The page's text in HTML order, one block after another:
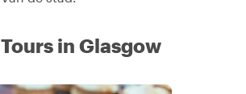
in Glasgow